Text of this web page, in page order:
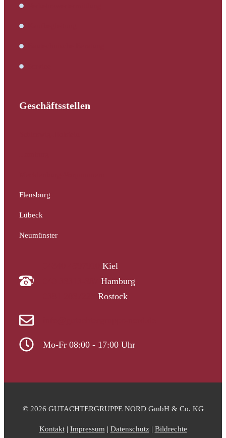
Geschäftsstellen
Flensburg
Lübeck
Neumünster
Kiel
Hamburg
Rostock
Mo-Fr 08:00 - 17:00 Uhr
© 2026 GUTACHTERGRUPPE NORD GmbH & Co. KG
Kontakt| Impressum | Datenschutz| Bildrechte